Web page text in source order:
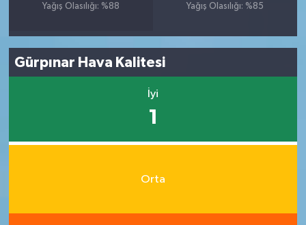
Yağış Olasılığı: %88
Yağış Olasılığı: %85
Gürpınar Hava Kalitesi
İyi
1
Orta